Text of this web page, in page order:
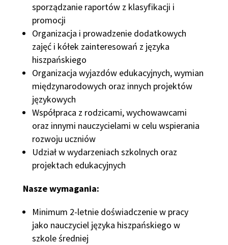
sporządzanie raportów z klasyfikacji i
promocji
Organizacja i prowadzenie dodatkowych
zajęć i kółek zainteresowań z języka
hiszpańskiego
Organizacja wyjazdów edukacyjnych, wymian
międzynarodowych oraz innych projektów
językowych
Współpraca z rodzicami, wychowawcami
oraz innymi nauczycielami w celu wspierania
rozwoju uczniów
Udział w wydarzeniach szkolnych oraz
projektach edukacyjnych
Nasze wymagania:
Minimum 2-letnie doświadczenie w pracy
jako nauczyciel języka hiszpańskiego w
szkole średniej